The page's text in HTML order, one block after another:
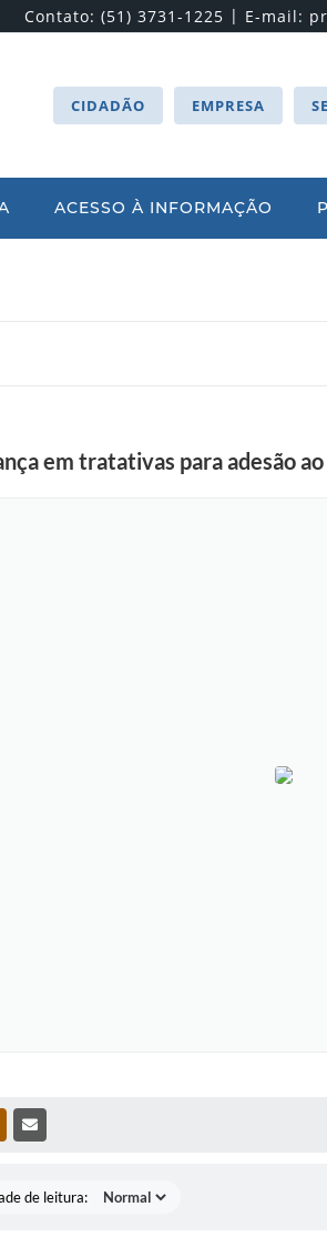
Contato: (51) 3731-1225 | E-mail:
CIDADÃO EMPRESA
ACESSO À INFORMAÇÃO
em tratativas para adesão
OUTRAS MÍDIAS
de leitura: